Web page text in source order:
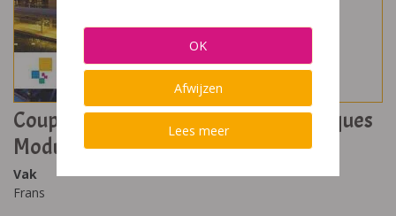
Coup de Pouce 5T - sciences et techniques
Module
Vak
Frans
OK
Afwijzen
Lees meer